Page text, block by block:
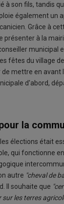
à son fils, tandis
également un
Grâce à
présenter à la
municipal
fêtes du village
mettre en avant
d'abord,
la
élections était
qui fonctionne en
autre "cheval de
Il souhaite que
les terres